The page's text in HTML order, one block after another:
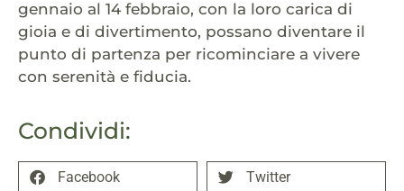
Condividi:
Facebook Twitter
gennaio al 14 febbraio, con la loro carica di
gioia e di divertimento, possano diventare il
punto di partenza per ricominciare a vivere
con serenità e fiducia.